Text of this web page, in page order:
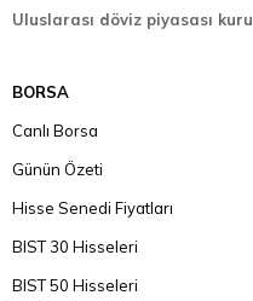
Uluslarası döviz piyasası kuru
BORSA
Canlı Borsa
Günün Özeti
Hisse Senedi Fiyatları
BIST 30 Hisseleri
BIST 50 Hisseleri